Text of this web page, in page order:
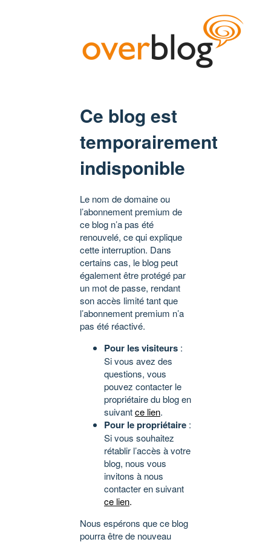
Ce blog est
temporairement
indisponible
Le nom de domaine ou
l’abonnement premium de
ce blog n’a pas été
renouvelé, ce qui explique
cette interruption. Dans
certains cas, le blog peut
également être protégé par
un mot de passe, rendant
son accès limité tant que
l’abonnement premium n’a
pas été réactivé.
Pour les visiteurs :
Si vous avez des
questions, vous
pouvez contacter le
propriétaire du blog en
suivantce lien.
Pour le propriétaire :
Si vous souhaitez
rétablir l’accès à votre
blog, nous vous
invitons à nous
contacter en suivant
ce lien.
Nous espérons que ce blog
pourra être de nouveau